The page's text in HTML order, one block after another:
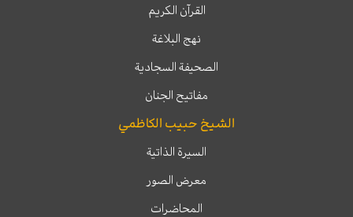
القرآن الكريم
نهج البلاغة
الصحيفة السجادية
مفاتيح الجنان
الشيخ حبيب الكاظمي
السيرة الذاتية
معرض الصور
المحاضرات